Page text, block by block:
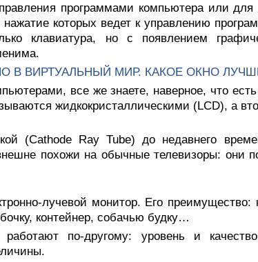
программами компьютера или
которых ведет к управлению
клавиатура, но с появлением
В ВИРТУАЛЬНЫЙ МИР. КАКОЕ ОКНО
все же знаете, наверное, что
жидкокристаллическими (LCD), а
(Cathode Ray Tube) до недавнего
похожи на обычные телевизоры: они
лучевой монитор. Его преимущество:
контейнер, собачью будку…
по-другому: уровень и